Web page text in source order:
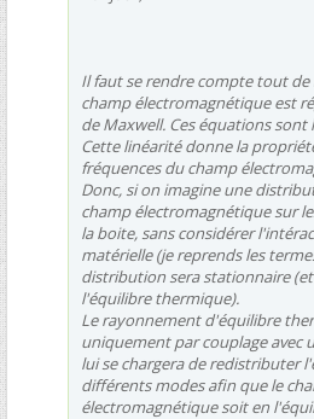
Il faut se rendre compte tout de
champ électromagnétique est
de Maxwell. Ces équations sont
Cette linéarité donne la
fréquences du champ
Donc, si on imagine une
champ électromagnétique sur
la boite, sans considérer
matérielle (je reprends les
distribution sera stationnaire
l'équilibre thermique).
Le rayonnement d'équilibre
uniquement par couplage avec
lui se chargera de redistributer
différents modes afin que le
électromagnétique soit en